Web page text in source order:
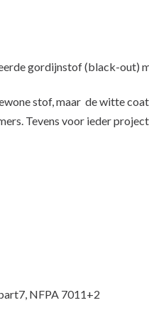
gordijnstof (black-out)
stof, maar de witte
Tevens voor ieder
NFPA 7011+2